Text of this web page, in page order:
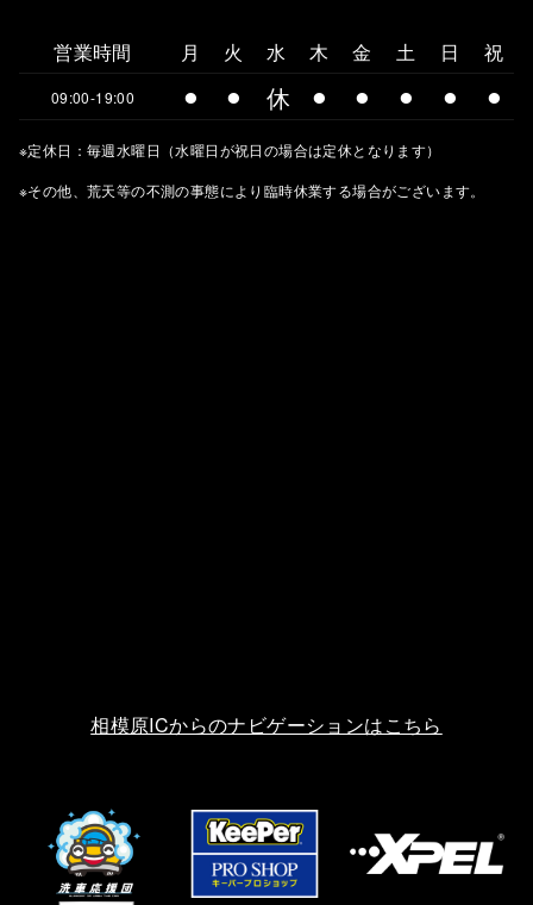
営業時間 月 火 水 木 金 土 日 祝
09:00-19:00 ⚫︎ ⚫︎ 休 ⚫︎ ⚫︎ ⚫︎ ⚫︎ ⚫︎
※定休日：毎週水曜日（水曜日が祝日の場合は定休となります）
※その他、荒天等の不測の事態により臨時休業する場合がございます。
相模原ICからのナビゲーションはこちら